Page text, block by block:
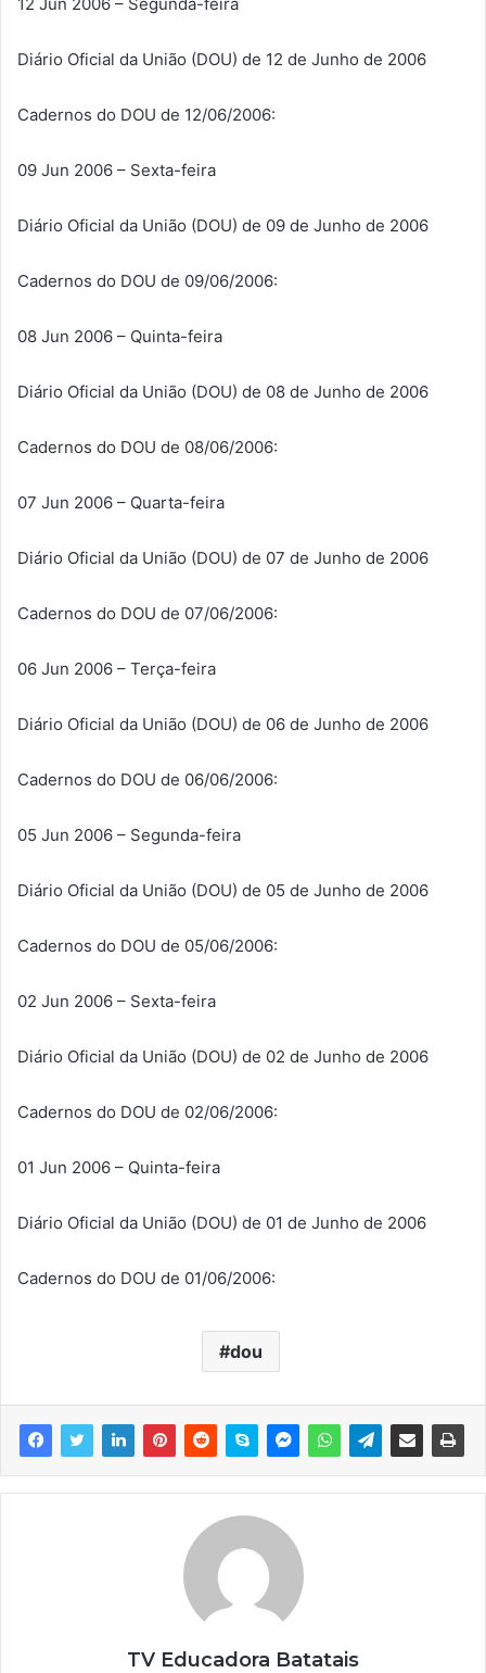
Diário Oficial da União (DOU) de 12 de Junho de 2006
Cadernos do DOU de 12/06/2006:
09 Jun 2006 – Sexta-feira
Diário Oficial da União (DOU) de 09 de Junho de 2006
Cadernos do DOU de 09/06/2006:
08 Jun 2006 – Quinta-feira
Diário Oficial da União (DOU) de 08 de Junho de 2006
Cadernos do DOU de 08/06/2006:
07 Jun 2006 – Quarta-feira
Diário Oficial da União (DOU) de 07 de Junho de 2006
Cadernos do DOU de 07/06/2006:
06 Jun 2006 – Terça-feira
Diário Oficial da União (DOU) de 06 de Junho de 2006
Cadernos do DOU de 06/06/2006:
05 Jun 2006 – Segunda-feira
Diário Oficial da União (DOU) de 05 de Junho de 2006
Cadernos do DOU de 05/06/2006:
02 Jun 2006 – Sexta-feira
Diário Oficial da União (DOU) de 02 de Junho de 2006
Cadernos do DOU de 02/06/2006:
01 Jun 2006 – Quinta-feira
Diário Oficial da União (DOU) de 01 de Junho de 2006
Cadernos do DOU de 01/06/2006:
dou
TV Educadora Batatais